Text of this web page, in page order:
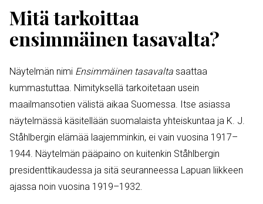
Mitä tarkoittaa
ensimmäinen tasavalta?
Näytelmän nimi Ensimmäinen tasavalta saattaa
kummastuttaa. Nimityksellä tarkoitetaan usein
maailmansotien välistä aikaa Suomessa. Itse asiassa
näytelmässä käsitellään suomalaista yhteiskuntaa ja K. J.
Ståhlbergin elämää laajemminkin, ei vain vuosina 1917–
1944. Näytelmän pääpaino on kuitenkin Ståhlbergin
presidenttikaudessa ja sitä seuranneessa Lapuan liikkeen
ajassa noin vuosina 1919–1932.